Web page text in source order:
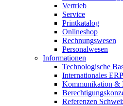
Vertrieb
Service
Printkatalog
Onlineshop
Rechnungswesen
Personalwesen
Informationen
Technologische
Internationales ERP
Kommunikation &
Referenzen